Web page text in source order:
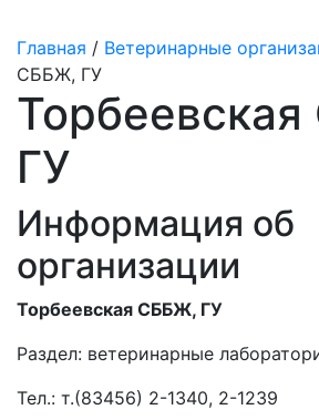
Главная / Ветеринарные
СББЖ, ГУ
ГУ
Информация об
организации
Торбеевская СББЖ, ГУ
Раздел: ветеринарные
Тел.: т.(83456) 2-1340, 2-1239